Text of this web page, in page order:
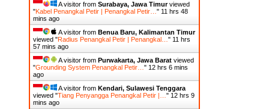
A visitor from Surabaya, Jawa Timurviewed
"Kabel Penangkal Petir | Penangkal Petir… " 11 hrs 48
mins ago
A visitor from Benua Baru, Kalimantan Timur
viewed "Radius Penangkal Petir | Penangkal… " 11 hrs
57 mins ago
A visitor from Purwakarta, Jawa Barat viewed
"Grounding System Penangkal Petir… " 12 hrs 6 mins
ago
A visitor from Kendari, Sulawesi Tenggara
viewed "Tiang Penyangga Penangkal Petir |… " 12 hrs 9
mins ago